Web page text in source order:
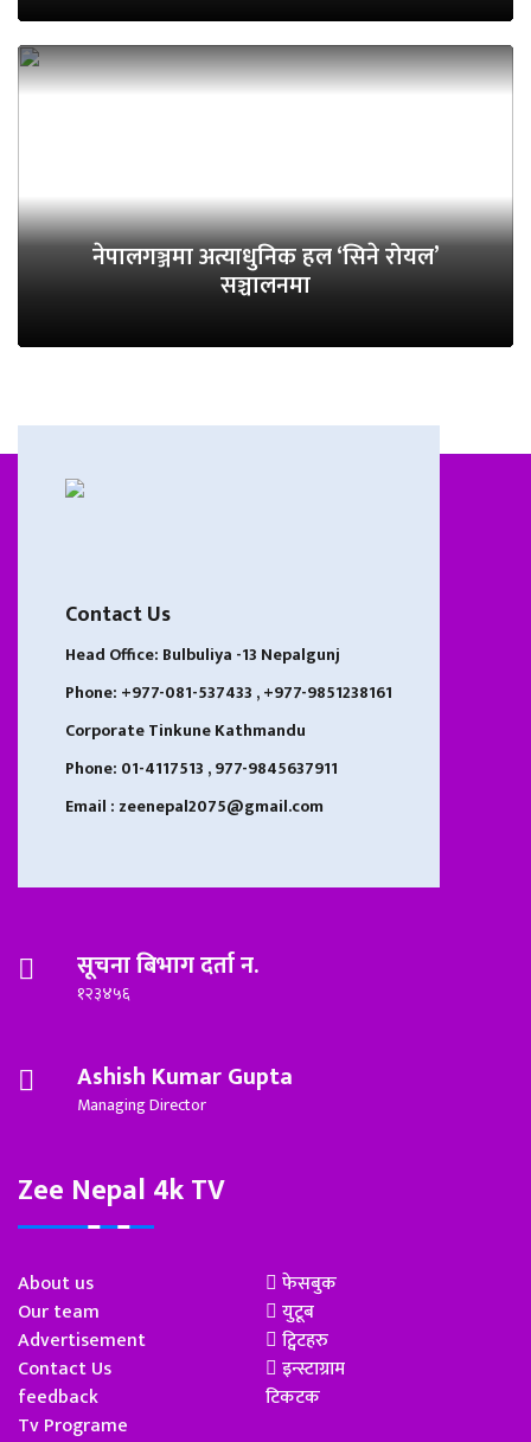
नेपालगञ्जमा अत्याधुनिक हल ‘सिने रोयल’
सञ्चालनमा
Contact Us
Head Office: Bulbuliya -13 Nepalgunj
Phone: +977-081-537433 , +977-9851238161
Corporate Tinkune Kathmandu
Phone: 01-4117513 , 977-9845637911
Email : zeenepal2075@gmail.com
सूचना बिभाग दर्ता न.
१२३४५६
Ashish Kumar Gupta
Managing Director
Zee Nepal 4k TV
About us
Our team
Advertisement
Contact Us
feedback
Tv Programe
फेसबुक
युटूब
ट्विटहरु
इन्स्टाग्राम
टिकटक